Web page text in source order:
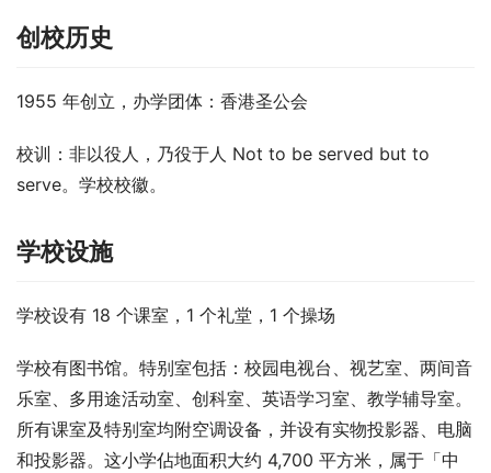
创校历史
1955 年创立，办学团体：香港圣公会
校训：非以役人，乃役于人 Not to be served but to
serve。学校校徽。
学校设施
学校设有 18 个课室，1 个礼堂，1 个操场
学校有图书馆。特别室包括：校园电视台、视艺室、两间音
乐室、多用途活动室、创科室、英语学习室、教学辅导室。
所有课室及特别室均附空调设备，并设有实物投影器、电脑
和投影器。这小学佔地面积大约 4,700 平方米，属于「中